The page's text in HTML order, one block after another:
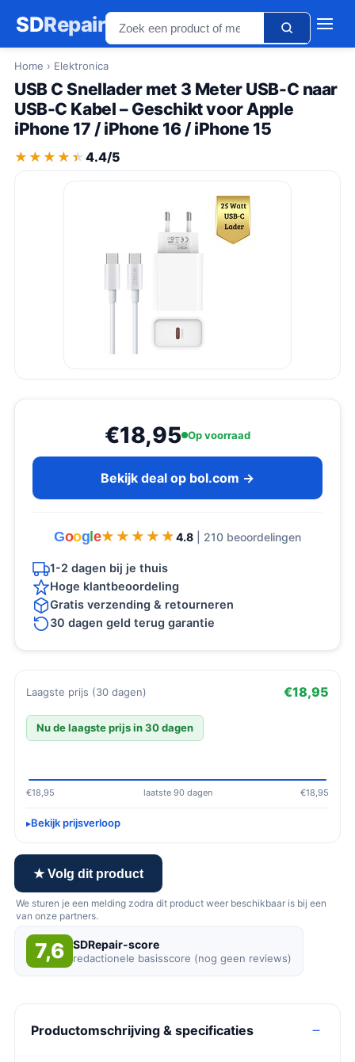
SDRepair
Home › Elektronica
USB C Snellader met 3 Meter USB-C naar
USB-C Kabel – Geschikt voor Apple
iPhone 17 / iPhone 16 / iPhone 15
★★★★★
★★★★★ 4.4/5
€18,95 Op voorraad
Bekijk deal op bol.com →
Goog e★★★★★
★★★★★ 4.8 | 210 beoordelingen
1-2 dagen bij je thuis
Hoge klantbeoordeling
Gratis verzending & retourneren
30 dagen geld terug garantie
Laagste prijs (30 dagen) €18,95
Nu de laagste prijs in 30 dagen
€18,95 laatste 90 dagen €18,95
Bekijk prijsverloop
★ Volg dit product
We sturen je een melding zodra dit product weer beschikbaar is bij een
van onze partners.
7,6 SDRepair-score
redactionele basisscore (nog geen reviews)
Productomschrijving & specificaties